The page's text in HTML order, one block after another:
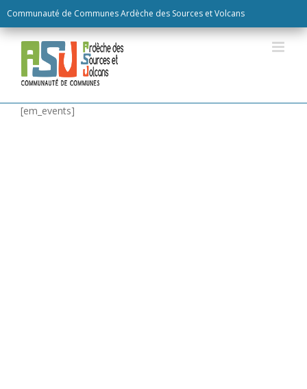
Communauté de Communes Ardèche des Sources et Volcans
to
content
[em_events]